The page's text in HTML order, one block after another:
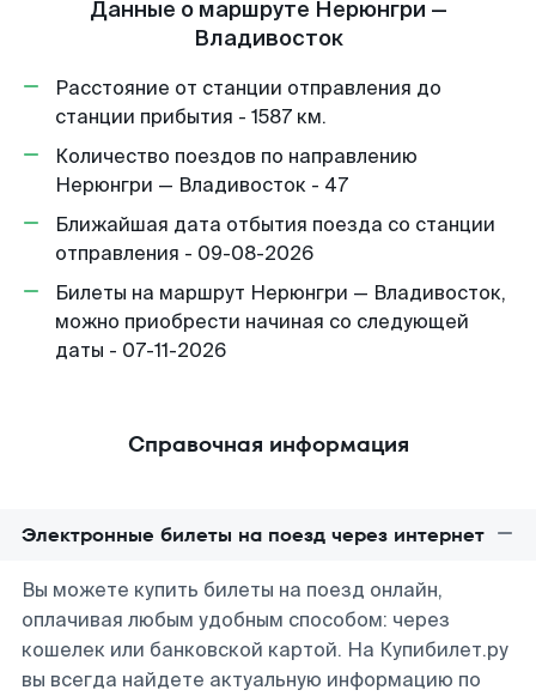
Данные о маршруте Нерюнгри —
Владивосток
Расстояние от станции отправления до
станции прибытия - 1587 км.
Количество поездов по направлению
Нерюнгри — Владивосток - 47
Ближайшая дата отбытия поезда со станции
отправления - 09-08-2026
Билеты на маршрут Нерюнгри — Владивосток,
можно приобрести начиная со следующей
даты - 07-11-2026
Справочная информация
Электронные билеты на поезд через интернет
Вы можете купить билеты на поезд онлайн,
оплачивая любым удобным способом: через
кошелек или банковской картой. На Купибилет.ру
вы всегда найдете актуальную информацию по